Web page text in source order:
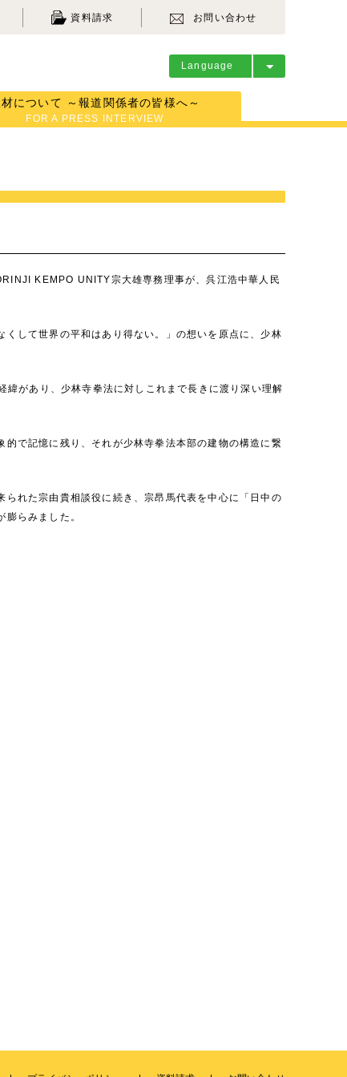
資料請求 お問い合わせ
Language
について ～報道関係者の皆様へ～
FOR A PRESS INTERVIEW
KEMPO UNITY宗大雄専務理事が、呉江浩中華人民
して世界の平和はあり得ない。」の想いを原点に、少林
があり、少林寺拳法に対しこれまで長きに渡り深い理解
で記憶に残り、それが少林寺拳法本部の建物の構造に繋
れた宗由貴相談役に続き、宗昂馬代表を中心に「日中の
らみました。